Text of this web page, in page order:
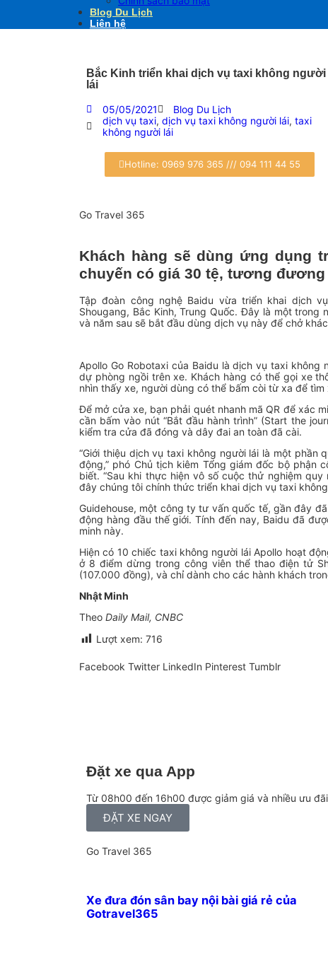
Blog Du Lịch
Liên hệ
Bắc Kinh triển khai dịch vụ taxi không người
lái
05/05/2021
Blog Du Lịch
dịch vụ taxi, dịch vụ taxi không người lái, taxi
không người lái
Hotline: 0969 976 365 /// 094 111 44 55
Go Travel 365
Khách hàng sẽ dùng ứng dụng
chuyến có giá 30 tệ, tương đương
Tập đoàn công nghệ Baidu vừa triển khai dịch
Shougang, Bắc Kinh, Trung Quốc. Đây là một trong
và năm sau sẽ bắt đầu dùng dịch vụ này để chở
Apollo Go Robotaxi của Baidu là dịch vụ taxi
dự phòng ngồi trên xe. Khách hàng có thể gọi xe
nhìn thấy xe, người dùng có thể bấm còi từ xa để tìm
Để mở cửa xe, bạn phải quét nhanh mã QR để xác
cần bấm vào nút “Bắt đầu hành trình” (Start the
kiểm tra cửa đã đóng và dây đai an toàn đã cài.
“Giới thiệu dịch vụ taxi không người lái là một
động,” phó Chủ tịch kiêm Tổng giám đốc bộ phận
biết. “Sau khi thực hiện vô số cuộc thử nghiệm
đây chúng tôi chính thức triển khai dịch vụ taxi
Guidehouse, một công ty tư vấn quốc tế, gần đây
động hàng đầu thế giới. Tính đến nay, Baidu đã
minh này.
Hiện có 10 chiếc taxi không người lái Apollo hoạt
ở 8 điểm dừng trong công viên thể thao điện tử
(107.000 đồng), và chỉ dành cho các hành khách
Nhật Minh
Theo Daily Mail, CNBC
Lượt xem: 716
Facebook Twitter LinkedIn Pinterest Tumblr
Đặt xe qua App
Từ 08h00 đến 16h00 được giảm giá và nhiều ưu
ĐẶT XE NGAY
Go Travel 365
Xe đưa đón sân bay nội bài giá rẻ của
Gotravel365